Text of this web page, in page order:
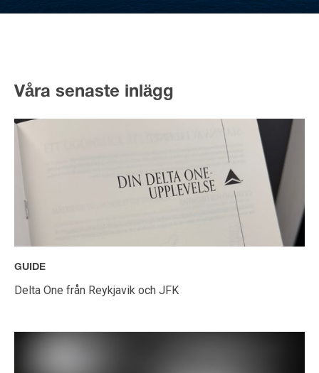
Våra senaste inlägg
GUIDE
Delta One från Reykjavik och JFK